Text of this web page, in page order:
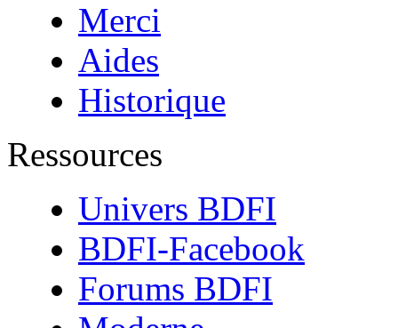
Merci
Aides
Historique
Ressources
Univers BDFI
BDFI-Facebook
Forums BDFI